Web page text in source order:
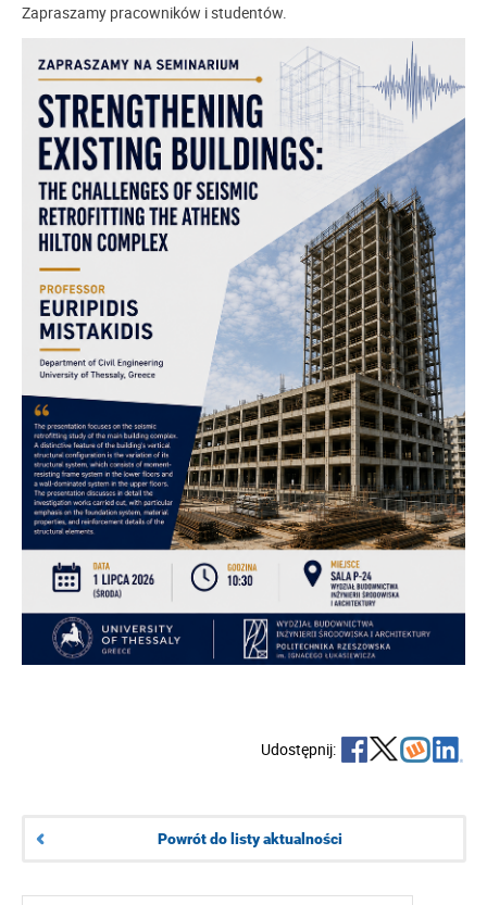
Zapraszamy pracowników i studentów.
Udostępnij:
Powrót do listy aktualności